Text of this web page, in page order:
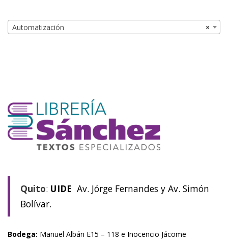
×
Automatización
Quito: UIDE Av. Jórge Fernandes y Av. Simón
Bolívar.
Bodega: Manuel Albán E15 – 118 e Inocencio Jácome